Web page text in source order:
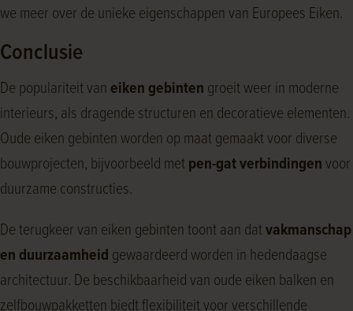
we meer over de unieke eigenschappen van Europees Eiken.
Conclusie
De populariteit van eiken gebinten groeit weer in moderne
interieurs, als dragende structuren en decoratieve elementen.
Oude eiken gebinten worden op maat gemaakt voor diverse
bouwprojecten, bijvoorbeeld metpen-gat verbindingenvoor
duurzame constructies.
De terugkeer van eiken gebinten toont aan datvakmanschap
en duurzaamheid gewaardeerd worden in hedendaagse
architectuur. De beschikbaarheid van oude eiken balken en
zelfbouwpakketten biedt flexibiliteit voor verschillende